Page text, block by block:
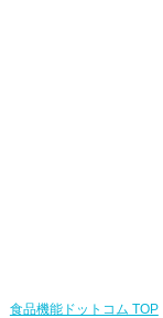
食品機能ドットコム TOP